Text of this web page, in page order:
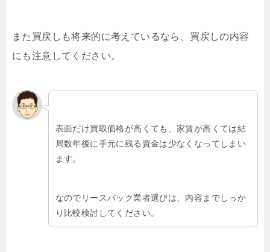
また買戻しも将来的に考えているなら、買戻しの内容
にも注意してください。
表面だけ買取価格が高くても、家賃が高くては結
局数年後に手元に残る資金は少なくなってしまい
ます。
なのでリースバック業者選びは、内容までしっか
り比較検討してください。